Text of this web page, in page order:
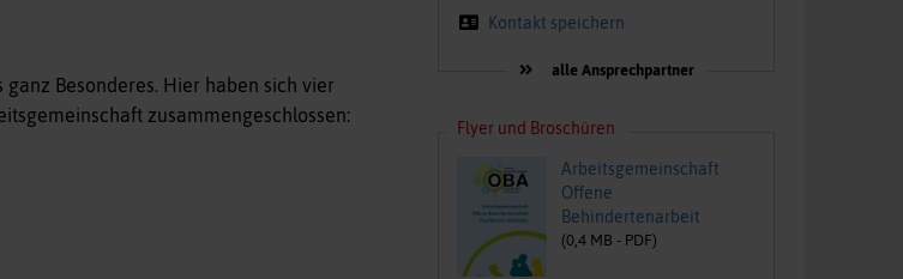
Besonderes. Hier haben sich vier
zusammengeschlossen:
Kontakt speichern
alle Ansprechpartner
Flyer und Broschüren
Arbeitsgemeinschaft
Offene
Behindertenarbeit
(0,4 MB - PDF)